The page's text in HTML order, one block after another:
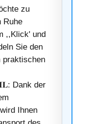
zu
Ruhe
,,Klick' und
Sie den
praktischen
Dank der
Ihnen